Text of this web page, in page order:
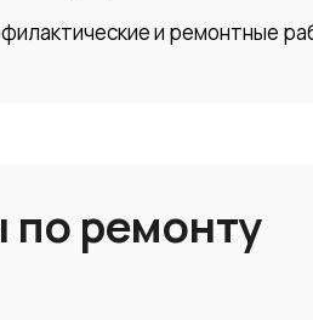
и ремонтные
по ремонту